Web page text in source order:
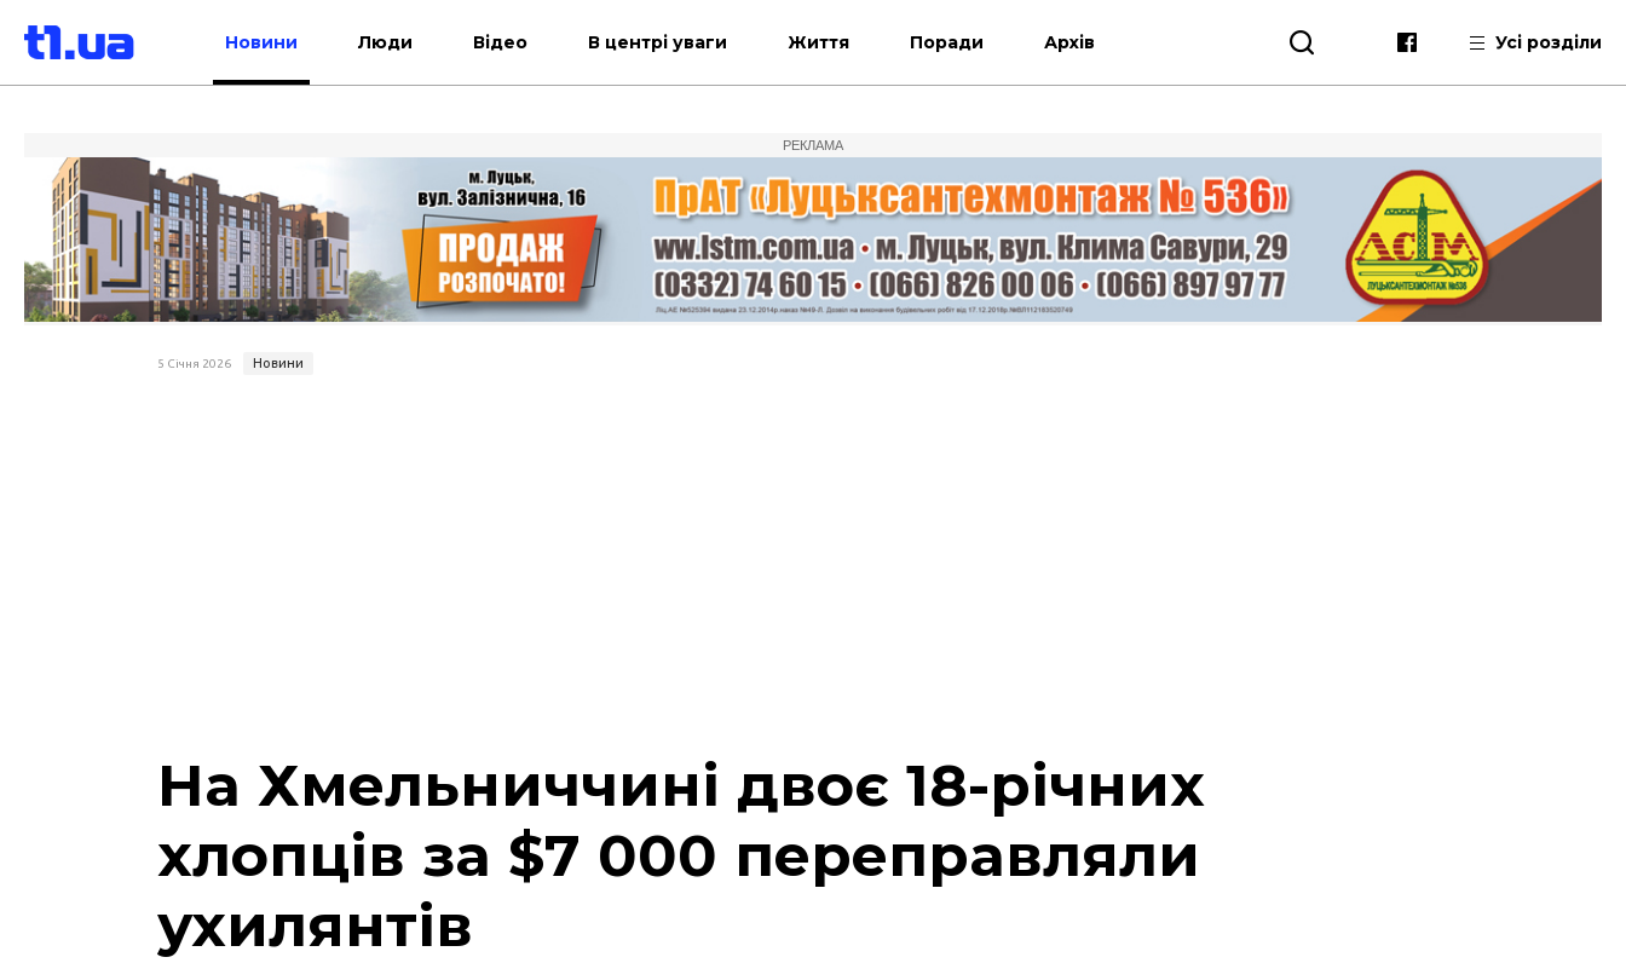
Новини Люди Відео В центрі уваги Життя Поради Архів Усі розділи
РЕКЛАМА
5 Січня 2026 Новини
На Хмельниччині двоє 18-річних
хлопців за $7 000 переправляли
ухилянтів